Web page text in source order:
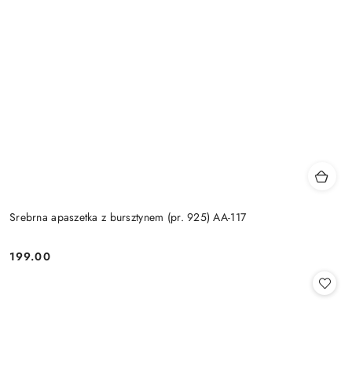
Srebrna apaszetka z bursztynem (pr. 925) AA-117
Cena:
199.00